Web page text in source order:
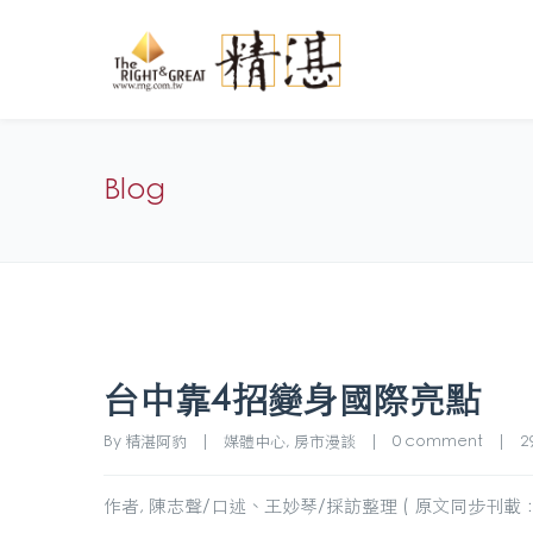
Blog
台中靠4招變身國際亮點
By 精湛阿豹 媒體中心, 房市漫談 0 comment
作者, 陳志聲/口述、王妙琴/採訪整理 ( 原文同步刊載